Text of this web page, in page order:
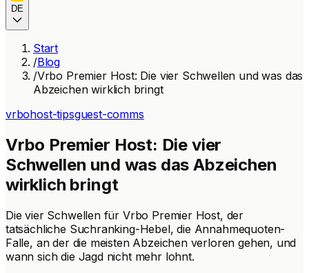
DE
Start
/Blog
/Vrbo Premier Host: Die vier Schwellen und was das
Abzeichen wirklich bringt
vrbohost-tipsguest-comms
Vrbo Premier Host: Die vier
Schwellen und was das Abzeichen
wirklich bringt
Die vier Schwellen für Vrbo Premier Host, der
tatsächliche Suchranking-Hebel, die Annahmequoten-
Falle, an der die meisten Abzeichen verloren gehen, und
wann sich die Jagd nicht mehr lohnt.